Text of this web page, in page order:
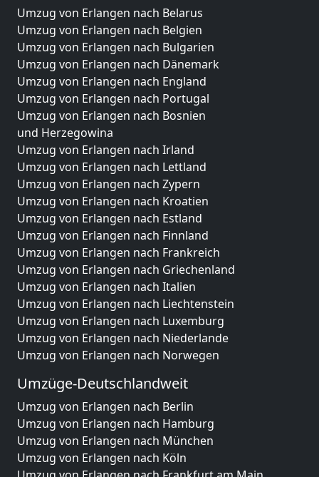
Umzug von Erlangen nach Belarus
Umzug von Erlangen nach Belgien
Umzug von Erlangen nach Bulgarien
Umzug von Erlangen nach Dänemark
Umzug von Erlangen nach England
Umzug von Erlangen nach Portugal
Umzug von Erlangen nach Bosnien
und Herzegowina
Umzug von Erlangen nach Irland
Umzug von Erlangen nach Lettland
Umzug von Erlangen nach Zypern
Umzug von Erlangen nach Kroatien
Umzug von Erlangen nach Estland
Umzug von Erlangen nach Finnland
Umzug von Erlangen nach Frankreich
Umzug von Erlangen nach Griechenland
Umzug von Erlangen nach Italien
Umzug von Erlangen nach Liechtenstein
Umzug von Erlangen nach Luxemburg
Umzug von Erlangen nach Niederlande
Umzug von Erlangen nach Norwegen
Umzüge-Deutschlandweit
Umzug von Erlangen nach Berlin
Umzug von Erlangen nach Hamburg
Umzug von Erlangen nach München
Umzug von Erlangen nach Köln